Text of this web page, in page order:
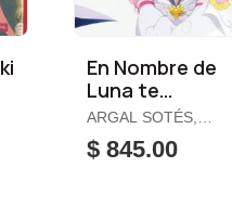
En Nombre de
Luna te
Castigaré. Vol. 2
ARGAL SOTÉS,
ANDRÉS
$ 845.00